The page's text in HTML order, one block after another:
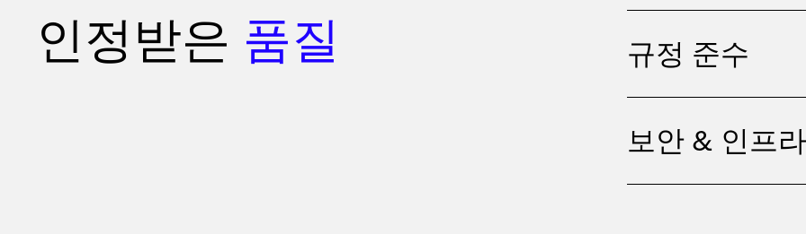
인정받은 품질 규정 준수
보안 & 인프